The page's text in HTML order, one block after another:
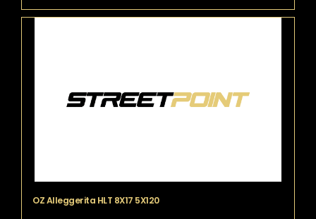
OZ Alleggerita HLT 8X17 5X120